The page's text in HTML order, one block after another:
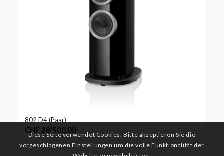
802 D4 (Paar)
CHF 28'500.00
Diese Seite verwendet Cookies. Bitte akzeptieren Sie die
vorgeschlagenen Einstellungen um die volle Funktionalität der